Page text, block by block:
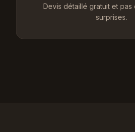
Devis détaillé gratuit et pas
surprises.